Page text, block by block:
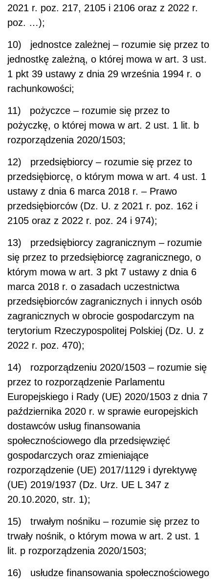
2021 r. poz. 217, 2105 i 2106 oraz z 2022 r.
poz. …);
10) jednostce zależnej – rozumie się przez to
jednostkę zależną, o której mowa w art. 3 ust.
1 pkt 39 ustawy z dnia 29 września 1994 r. o
rachunkowości;
11) pożyczce – rozumie się przez to
pożyczkę, o której mowa w art. 2 ust. 1 lit. b
rozporządzenia 2020/1503;
12) przedsiębiorcy – rozumie się przez to
przedsiębiorcę, o którym mowa w art. 4 ust. 1
ustawy z dnia 6 marca 2018 r. – Prawo
przedsiębiorców (Dz. U. z 2021 r. poz. 162 i
2105 oraz z 2022 r. poz. 24 i 974);
13) przedsiębiorcy zagranicznym – rozumie
się przez to przedsiębiorcę zagranicznego, o
którym mowa w art. 3 pkt 7 ustawy z dnia 6
marca 2018 r. o zasadach uczestnictwa
przedsiębiorców zagranicznych i innych osób
zagranicznych w obrocie gospodarczym na
terytorium Rzeczypospolitej Polskiej (Dz. U. z
2022 r. poz. 470);
14) rozporządzeniu 2020/1503 – rozumie się
przez to rozporządzenie Parlamentu
Europejskiego i Rady (UE) 2020/1503 z dnia 7
października 2020 r. w sprawie europejskich
dostawców usług finansowania
społecznościowego dla przedsięwzięć
gospodarczych oraz zmieniające
rozporządzenie (UE) 2017/1129 i dyrektywę
(UE) 2019/1937 (Dz. Urz. UE L 347 z
20.10.2020, str. 1);
15) trwałym nośniku – rozumie się przez to
trwały nośnik, o którym mowa w art. 2 ust. 1
lit. p rozporządzenia 2020/1503;
16) usłudze finansowania społecznościowego